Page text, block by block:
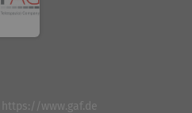
https://www.gaf.de